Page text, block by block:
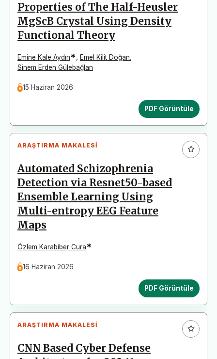
Properties of The Half-Heusler
MgScB Crystal Using Density
Functional Theory
Emine Kale Aydın* Emel Kilit Doğan
Sinem Erden Gülebağlan
15 Haziran 2026
PDF Görüntüle
ARAŞTIRMA MAKALESI
Automated Schizophrenia
Detection via Resnet50-based
Ensemble Learning Using
Multi-entropy EEG Feature
Maps
Özlem Karabiber Cura*
16 Haziran 2026
PDF Görüntüle
ARAŞTIRMA MAKALESI
CNN Based Cyber Defense